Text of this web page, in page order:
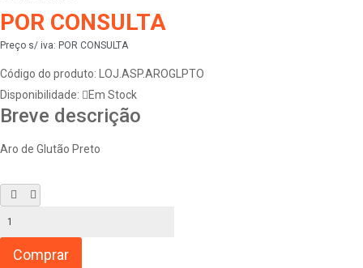
POR CONSULTA
Preço s/ iva: POR CONSULTA
Código do produto:
LOJ.ASP.AROGLPTO
Disponibilidade:
Em Stock
Breve descrição
Aro de Glutão Preto